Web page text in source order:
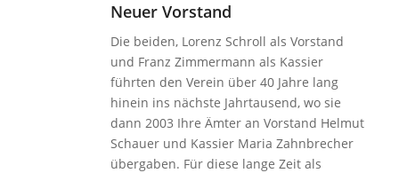
Neuer Vorstand
Die beiden, Lorenz Schroll als Vorstand
und Franz Zimmermann als Kassier
führten den Verein über 40 Jahre lang
hinein ins nächste Jahrtausend, wo sie
dann 2003 Ihre Ämter an Vorstand Helmut
Schauer und Kassier Maria Zahnbrecher
übergaben. Für diese lange Zeit als